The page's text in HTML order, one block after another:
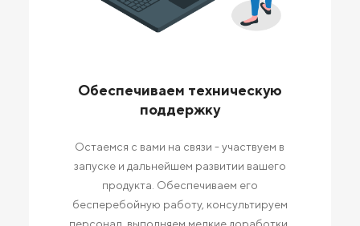
Обеспечиваем техническую
поддержку
Остаемся с вами на связи - участвуем в
запуске и дальнейшем развитии вашего
продукта. Обеспечиваем его
бесперебойную работу, консультируем